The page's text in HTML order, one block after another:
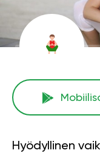
Hyödyllinen